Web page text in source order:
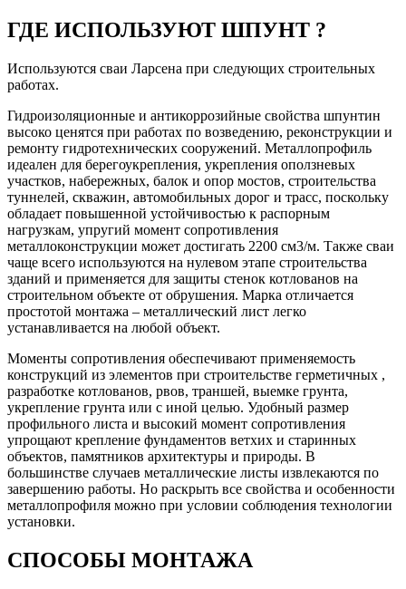
ГДЕ ИСПОЛЬЗУЮТ ШПУНТ ?
Используются сваи Ларсена при следующих строительных
работах.
Гидроизоляционные и антикоррозийные свойства шпунтин
высоко ценятся при работах по возведению, реконструкции и
ремонту гидротехнических сооружений. Металлопрофиль
идеален для берегоукрепления, укрепления оползневых
участков, набережных, балок и опор мостов, строительства
туннелей, скважин, автомобильных дорог и трасс, поскольку
обладает повышенной устойчивостью к распорным
нагрузкам, упругий момент сопротивления
металлоконструкции может достигать 2200 см3/м. Также сваи
чаще всего используются на нулевом этапе строительства
зданий и применяется для защиты стенок котлованов на
строительном объекте от обрушения. Марка отличается
простотой монтажа – металлический лист легко
устанавливается на любой объект.
Моменты сопротивления обеспечивают применяемость
конструкций из элементов при строительстве герметичных ,
разработке котлованов, рвов, траншей, выемке грунта,
укрепление грунта или с иной целью. Удобный размер
профильного листа и высокий момент сопротивления
упрощают крепление фундаментов ветхих и старинных
объектов, памятников архитектуры и природы. В
большинстве случаев металлические листы извлекаются по
завершению работы. Но раскрыть все свойства и особенности
металлопрофиля можно при условии соблюдения технологии
установки.
СПОСОБЫ МОНТАЖА